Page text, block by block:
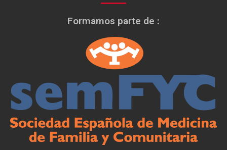
Formamos parte de :